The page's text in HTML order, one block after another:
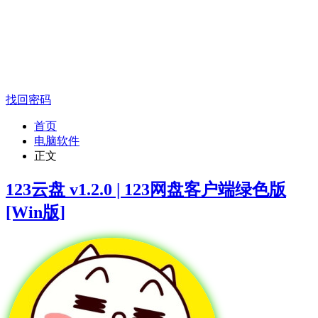
找回密码
首页
电脑软件
正文
123云盘 v1.2.0 | 123网盘客户端绿色版
[Win版]